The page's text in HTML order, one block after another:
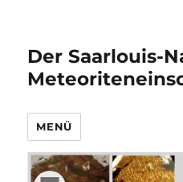
Der Saarlouis-
MENÜ